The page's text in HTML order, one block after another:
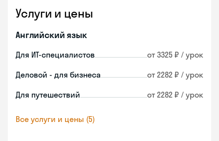
Услуги и цены
Английский язык
Для ИТ-специалистов от 3325 ₽ / урок
Деловой - для бизнеса от 2282 ₽ / урок
Для путешествий от 2282 ₽ / урок
Все услуги и цены (5)